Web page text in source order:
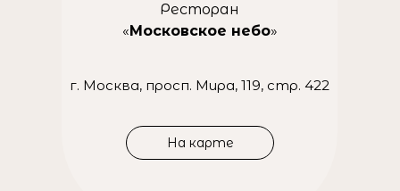
Ресторан
«Московское небо»
г. Москва, просп. Мира, 119, стр. 422
На карте